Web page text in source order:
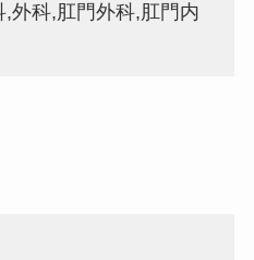
外科,肛門外科,肛門内